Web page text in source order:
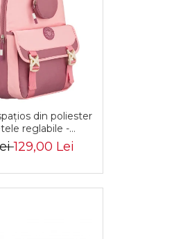
din poliester
reglabile -
PTN 8610-1327
129,00 Lei